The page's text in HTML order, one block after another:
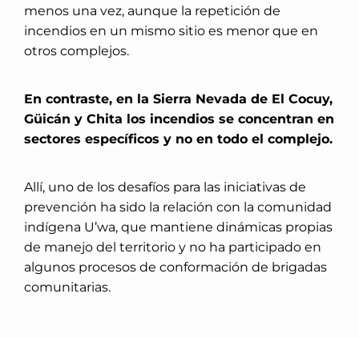
menos una vez, aunque la repetición de
incendios en un mismo sitio es menor que en
otros complejos.
En contraste, en la Sierra Nevada de El Cocuy,
Güicán y Chita los incendios se concentran en
sectores específicos y no en todo el complejo.
Allí, uno de los desafíos para las iniciativas de
prevención ha sido la relación con la comunidad
indígena U’wa, que mantiene dinámicas propias
de manejo del territorio y no ha participado en
algunos procesos de conformación de brigadas
comunitarias.